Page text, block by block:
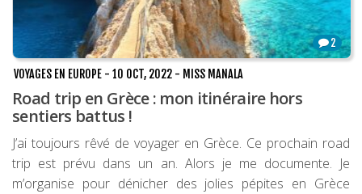
2
VOYAGES EN EUROPE - 10 OCT, 2022 - MISS MANALA
Road trip en Grèce : mon itinéraire hors
sentiers battus !
J’ai toujours rêvé de voyager en Grèce. Ce prochain road
trip est prévu dans un an. Alors je me documente. Je
m’organise pour dénicher des jolies pépites en Grèce